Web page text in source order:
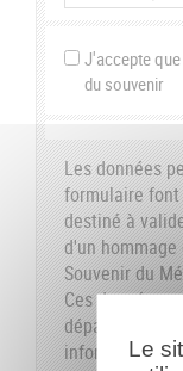
J'accepte
du souvenir
Les données
formulaire
destiné à
d'un
Souvenir du
Ces données
départemental
informatique
Le